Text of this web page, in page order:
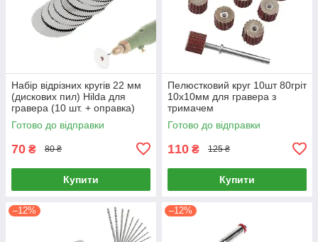
Набір відрізних кругів 22 мм
(дискових пил) Hilda для
гравера (10 шт. + оправка)
Готово до відправки
70 ₴ 80 ₴
Купити
Пелюстковий круг 10шт 80гріт
10x10мм для гравера з
тримачем
Готово до відправки
110 ₴ 125 ₴
Купити
–12% –12%